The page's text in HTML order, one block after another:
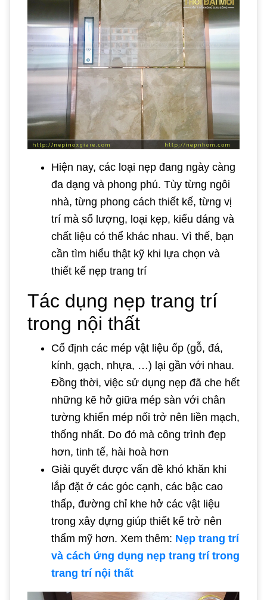
Hiện nay, các loại nẹp đang ngày càng
đa dạng và phong phú. Tùy từng ngôi
nhà, từng phong cách thiết kế, từng vị
trí mà số lượng, loại kẹp, kiểu dáng và
chất liệu có thể khác nhau. Vì thế, bạn
cần tìm hiểu thật kỹ khi lựa chọn và
thiết kế nẹp trang trí
Tác dụng nẹp trang trí
trong nội thất
Cố định các mép vật liệu ốp (gỗ, đá,
kính, gạch, nhựa, …) lại gần với nhau.
Đồng thời, việc sử dụng nẹp đã che hết
những kẽ hở giữa mép sàn với chân
tường khiến mép nối trở nên liền mạch,
thống nhất. Do đó mà công trình đẹp
hơn, tinh tế, hài hoà hơn
Giải quyết được vấn đề khó khăn khi
lắp đặt ở các góc cạnh, các bậc cao
thấp, đường chỉ khe hở các vật liệu
trong xây dựng giúp thiết kế trở nên
thẩm mỹ hơn. Xem thêm: Nẹp trang trí
và cách ứng dụng nẹp trang trí trong
trang trí nội thất